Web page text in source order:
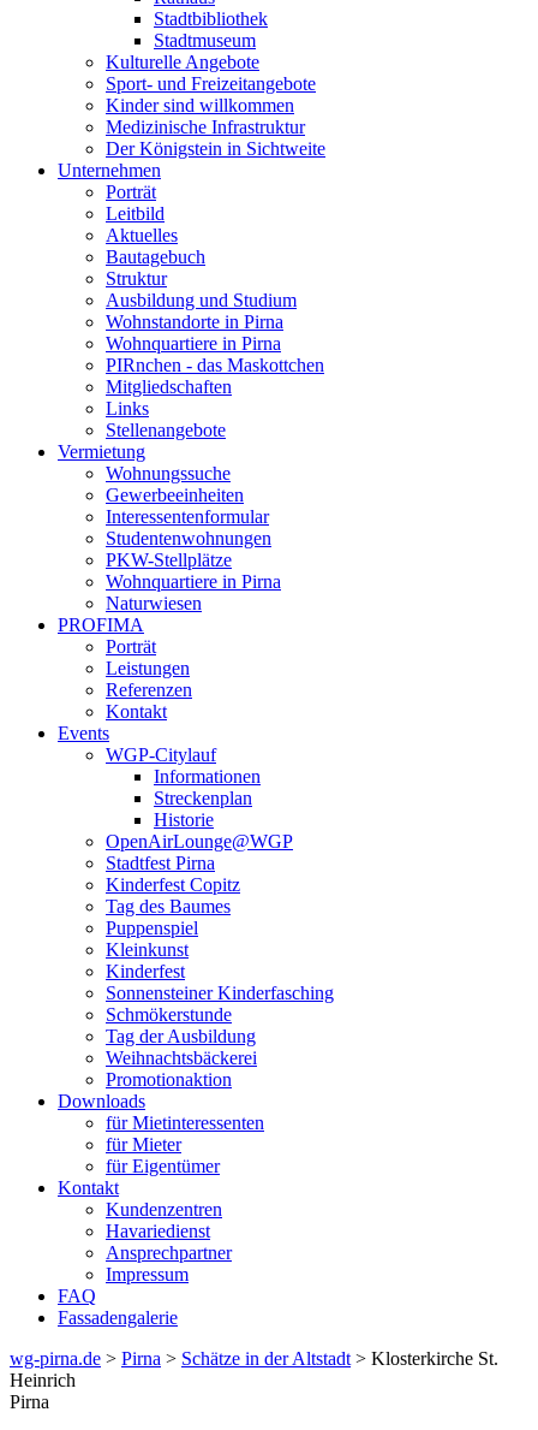
Stadtbibliothek
Stadtmuseum
Kulturelle Angebote
Sport- und Freizeitangebote
Kinder sind willkommen
Medizinische Infrastruktur
Der Königstein in Sichtweite
Unternehmen
Porträt
Leitbild
Aktuelles
Bautagebuch
Struktur
Ausbildung und Studium
Wohnstandorte in Pirna
Wohnquartiere in Pirna
PIRnchen - das Maskottchen
Mitgliedschaften
Links
Stellenangebote
Vermietung
Wohnungssuche
Gewerbeeinheiten
Interessentenformular
Studentenwohnungen
PKW-Stellplätze
Wohnquartiere in Pirna
Naturwiesen
PROFIMA
Porträt
Leistungen
Referenzen
Kontakt
Events
WGP-Citylauf
Informationen
Streckenplan
Historie
OpenAirLounge@WGP
Stadtfest Pirna
Kinderfest Copitz
Tag des Baumes
Puppenspiel
Kleinkunst
Kinderfest
Sonnensteiner Kinderfasching
Schmökerstunde
Tag der Ausbildung
Weihnachtsbäckerei
Promotionaktion
Downloads
für Mietinteressenten
für Mieter
für Eigentümer
Kontakt
Kundenzentren
Havariedienst
Ansprechpartner
Impressum
FAQ
Fassadengalerie
wg-pirna.de > Pirna > Schätze in der Altstadt > Klosterkirche St.
Heinrich
Pirna